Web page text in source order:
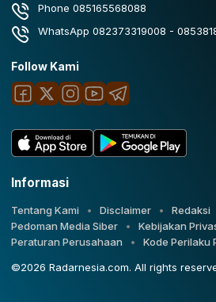
Phone 085165568088
WhatsApp 082373319008 -
Follow Kami
Informasi
Tentang Kami Disclaimer
Redaksi
Pedoman Media Siber
Kebijakan
Peraturan Perusahaan
Kode Perilaku
©2026 Radarnesia.com. All rights